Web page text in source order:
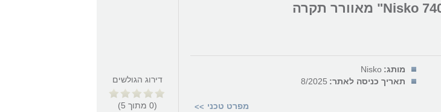
מותג: Nisko
תאריך כניסה לאתר: 8/2025
מפרט טכני >>
דירוג הגולשים
(
0 מתוך 5
)